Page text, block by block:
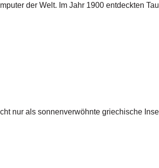
der Welt. Im Jahr 1900 entdeckten
nur als sonnenverwöhnte griechische